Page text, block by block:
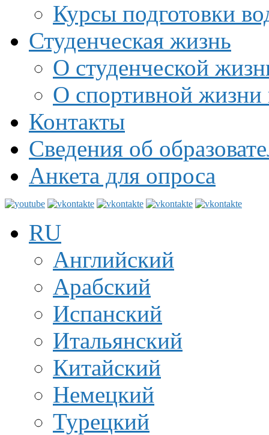
Курсы подготовки
Студенческая жизнь
О студенческой
О спортивной жизни
Контакты
Сведения об
Анкета для опроса
RU
Английский
Арабский
Испанский
Итальянский
Китайский
Немецкий
Турецкий